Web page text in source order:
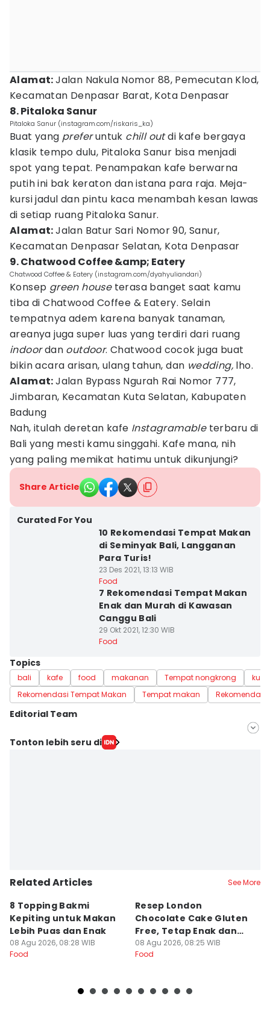
Alamat:Jalan Nakula Nomor 88, Pemecutan Klod,
Kecamatan Denpasar Barat, Kota Denpasar
8. Pitaloka Sanur
Pitaloka Sanur (instagram.com/riskaris_ka)
Buat yang preferuntuk chill outdi kafe bergaya
klasik tempo dulu, Pitaloka Sanur bisa menjadi
spot yang tepat. Penampakan kafe berwarna
putih ini bak keraton dan istana para raja. Meja-
kursi jadul dan pintu kaca menambah kesan lawas
di setiap ruang Pitaloka Sanur.
Alamat:Jalan Batur Sari Nomor 90, Sanur,
Kecamatan Denpasar Selatan, Kota Denpasar
9. Chatwood Coffee &amp; Eatery
Chatwood Coffee & Eatery (instagram.com/dyahyuliandari)
Konsep green houseterasa banget saat kamu
tiba di Chatwood Coffee & Eatery. Selain
tempatnya adem karena banyak tanaman,
areanya juga super luas yang terdiri dari ruang
indoordan outdoor. Chatwood cocok juga buat
bikin acara arisan, ulang tahun, dan wedding, lho.
Alamat:Jalan Bypass Ngurah Rai Nomor 777,
Jimbaran, Kecamatan Kuta Selatan, Kabupaten
Badung
Nah, itulah deretan kafe Instagramableterbaru di
Bali yang mesti kamu singgahi. Kafe mana, nih
yang paling memikat hatimu untuk dikunjungi?
Share Article
Curated For You
10 Rekomendasi Tempat Makan
di Seminyak Bali, Langganan
Para Turis!
23 Des 2021, 13:13 WIB
Food
7 Rekomendasi Tempat Makan
Enak dan Murah di Kawasan
Canggu Bali
29 Okt 2021, 12:30 WIB
Food
Topics
bali kafe food makanan Tempat nongkrong
Rekomendasi Tempat Makan
Tempat makan Rekomendasi
Editorial Team
Editor
Tonton lebih seru di
Related Articles See More
8 Topping Bakmi
Kepiting untuk Makan
Lebih Puas dan Enak
08 Agu 2026, 08:28 WIB
Food
Resep London
Chocolate Cake Gluten
Free, Tetap Enak dan
Lebih Sehat
08 Agu 2026, 08:25 WIB
Food